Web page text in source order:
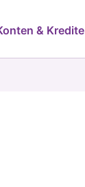
& Kredite